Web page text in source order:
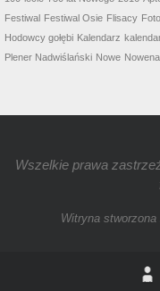
Festiwal Festiwal Osie Flisacy
Hodowcy gołębi Kalendarz
Plener Nadwiślański Nowe
Wszelkie prawa
Witryna